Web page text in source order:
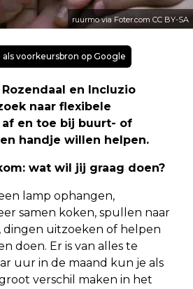
ruurmo via Foter.com CC BY-SA
voorkeursbron op Google
Rozendaal en Incluzio
naar flexibele
en toe bij buurt- of
handje willen helpen.
wat wil jij graag doen?
lamp ophangen,
samen koken, spullen naar
uitzoeken of helpen
doen. Er is van alles te
uur in de maand kun je als
verschil maken in het